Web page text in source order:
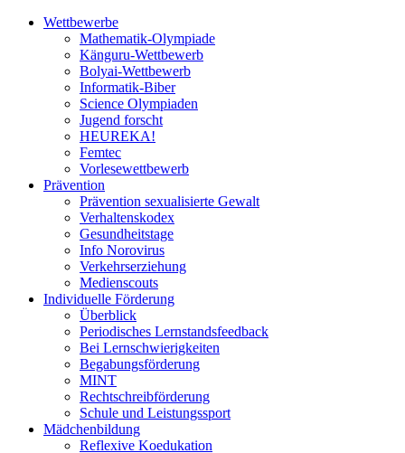
Wettbewerbe
Mathematik-Olympiade
Känguru-Wettbewerb
Bolyai-Wettbewerb
Informatik-Biber
Science Olympiaden
Jugend forscht
HEUREKA!
Femtec
Vorlesewettbewerb
Prävention
Prävention sexualisierte Gewalt
Verhaltenskodex
Gesundheitstage
Info Norovirus
Verkehrserziehung
Medienscouts
Individuelle Förderung
Überblick
Periodisches Lernstandsfeedback
Bei Lernschwierigkeiten
Begabungsförderung
MINT
Rechtschreibförderung
Schule und Leistungssport
Mädchenbildung
Reflexive Koedukation